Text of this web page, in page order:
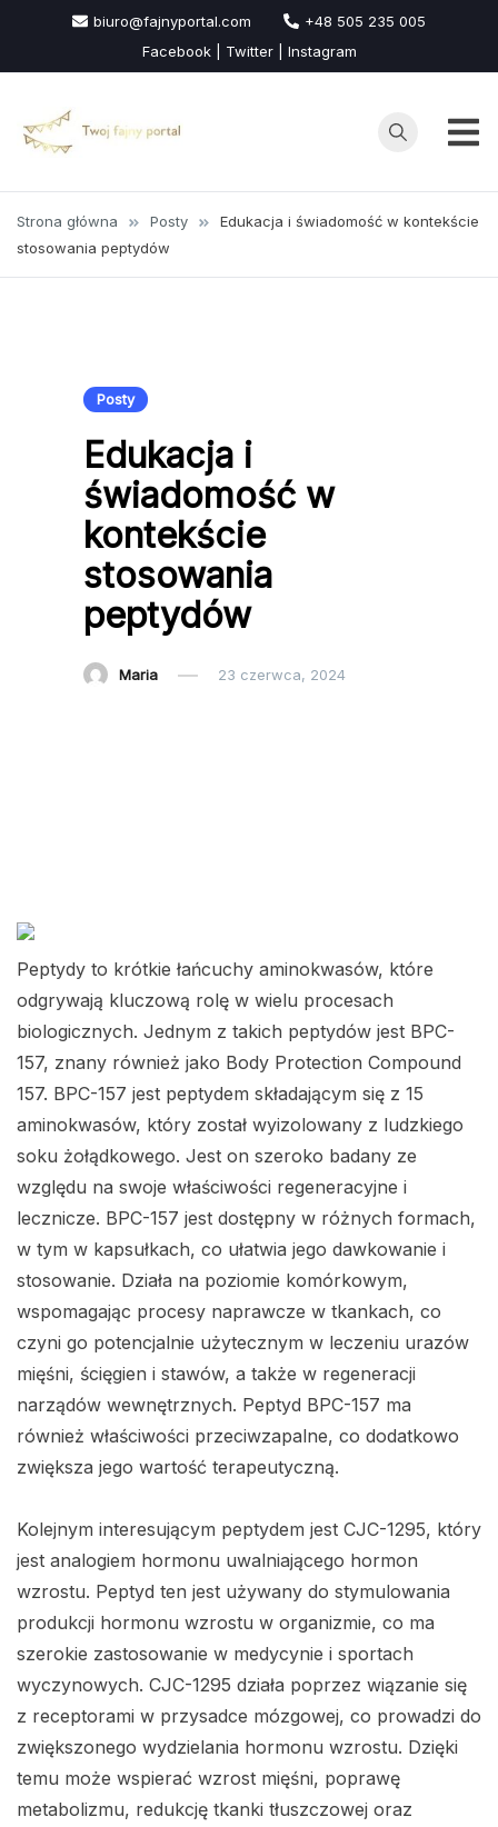
treści
biuro@fajnyportal.com
+48 505 235 005
Facebook | Twitter | Instagram
Strona główna Posty
Edukacja i świadomość w kontekście
stosowania peptydów
Posty
Edukacja i
świadomość w
kontekście
stosowania
peptydów
Maria 23 czerwca, 2024
Peptydy to krótkie łańcuchy aminokwasów, które
odgrywają kluczową rolę w wielu procesach
biologicznych. Jednym z takich peptydów jest BPC-
157, znany również jako Body Protection Compound
157. BPC-157 jest peptydem składającym się z 15
aminokwasów, który został wyizolowany z ludzkiego
soku żołądkowego. Jest on szeroko badany ze
względu na swoje właściwości regeneracyjne i
lecznicze. BPC-157 jest dostępny w różnych formach,
w tym w kapsułkach, co ułatwia jego dawkowanie i
stosowanie. Działa na poziomie komórkowym,
wspomagając procesy naprawcze w tkankach, co
czyni go potencjalnie użytecznym w leczeniu urazów
mięśni, ścięgien i stawów, a także w regeneracji
narządów wewnętrznych. Peptyd BPC-157 ma
również właściwości przeciwzapalne, co dodatkowo
zwiększa jego wartość terapeutyczną.
Kolejnym interesującym peptydem jest CJC-1295, który
jest analogiem hormonu uwalniającego hormon
wzrostu. Peptyd ten jest używany do stymulowania
produkcji hormonu wzrostu w organizmie, co ma
szerokie zastosowanie w medycynie i sportach
wyczynowych. CJC-1295 działa poprzez wiązanie się
z receptorami w przysadce mózgowej, co prowadzi do
zwiększonego wydzielania hormonu wzrostu. Dzięki
temu może wspierać wzrost mięśni, poprawę
metabolizmu, redukcję tkanki tłuszczowej oraz